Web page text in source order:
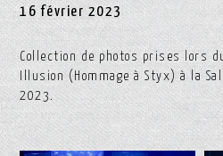
16 février 2023
Collection de photos prises lors
Illusion (Hommage à Styx) à la
2023.